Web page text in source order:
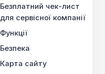
Безплатний чек-лист
для сервісної компанії
Функції
Безпека
Карта сайту